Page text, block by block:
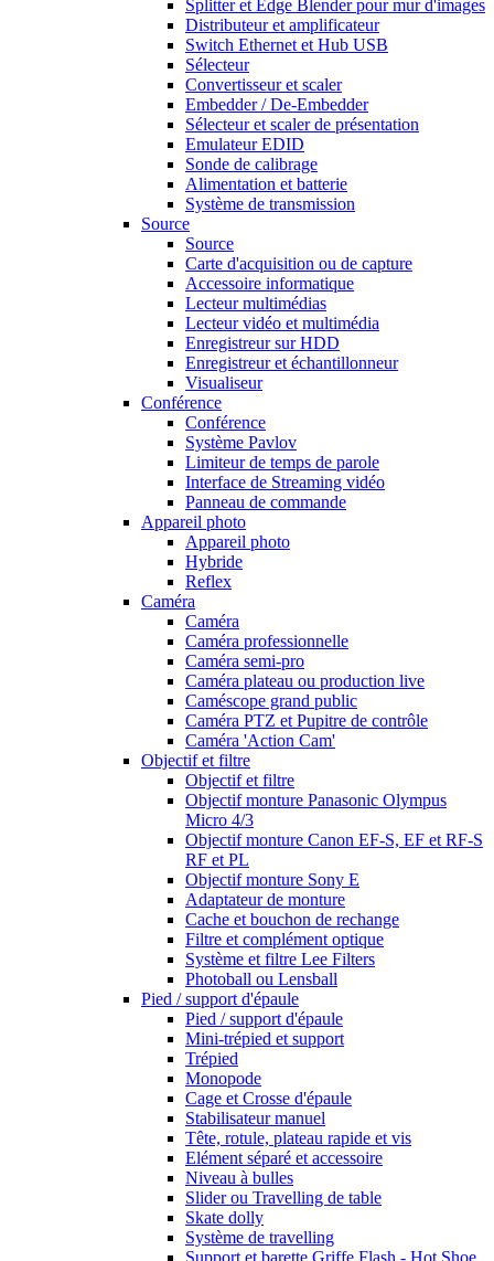
Splitter et Edge Blender pour mur d'images
Distributeur et amplificateur
Switch Ethernet et Hub USB
Sélecteur
Convertisseur et scaler
Embedder / De-Embedder
Sélecteur et scaler de présentation
Emulateur EDID
Sonde de calibrage
Alimentation et batterie
Système de transmission
Source
Source
Carte d'acquisition ou de capture
Accessoire informatique
Lecteur multimédias
Lecteur vidéo et multimédia
Enregistreur sur HDD
Enregistreur et échantillonneur
Visualiseur
Conférence
Conférence
Système Pavlov
Limiteur de temps de parole
Interface de Streaming vidéo
Panneau de commande
Appareil photo
Appareil photo
Hybride
Reflex
Caméra
Caméra
Caméra professionnelle
Caméra semi-pro
Caméra plateau ou production live
Caméscope grand public
Caméra PTZ et Pupitre de contrôle
Caméra 'Action Cam'
Objectif et filtre
Objectif et filtre
Objectif monture Panasonic Olympus
Micro 4/3
Objectif monture Canon EF-S, EF et RF-S
RF et PL
Objectif monture Sony E
Adaptateur de monture
Cache et bouchon de rechange
Filtre et complément optique
Système et filtre Lee Filters
Photoball ou Lensball
Pied / support d'épaule
Pied / support d'épaule
Mini-trépied et support
Trépied
Monopode
Cage et Crosse d'épaule
Stabilisateur manuel
Tête, rotule, plateau rapide et vis
Elément séparé et accessoire
Niveau à bulles
Slider ou Travelling de table
Skate dolly
Système de travelling
Support et barette Griffe Flash - Hot Shoe